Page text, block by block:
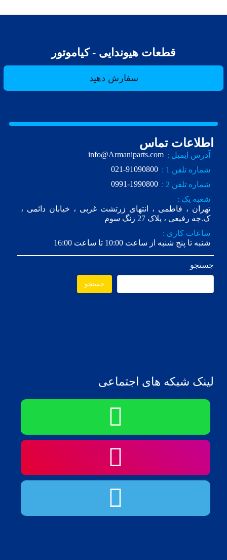
قطعات هیوندایی - کیاموتور
سفارش دهید
اطلاعات تماس
آدرس ایمیل : info@Armaniparts.com
شماره تلفن 1 :
021-91090800
شماره تلفن 2 :
0991-1990800
شعبه یک :
تهران ، فاطمی ، انتهای زرتشت غربی ، خیابان دائمی ،
ک.چه رفیعی ، پلاک 27 زنگ سوم
ساعات کاری :
شنبه تا پنج شنبه از ساعت 10:00 تا ساعت 16:00
جستجو
جستجو
لینک شبکه های اجتماعی